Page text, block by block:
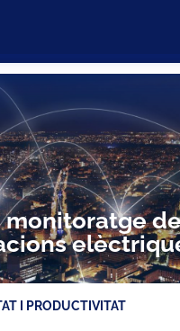
monitoratge
I PRODUCTIVITAT